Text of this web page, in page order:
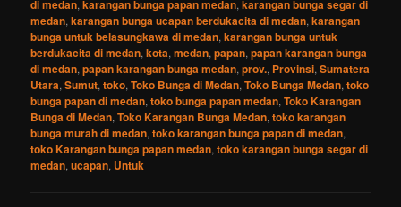
di medan,karangan bunga papan medan,karangan bunga segar di
medan,karangan bunga ucapan berdukacita di medan,karangan
bunga untuk belasungkawa di medan,karangan bunga untuk
berdukacita di medan,kota,medan,papan,papan karangan bunga
di medan,papan karangan bunga medan,prov., Provinsi,Sumatera
Utara,Sumut,toko,Toko Bunga di Medan,Toko Bunga Medan,toko
bunga papan di medan,toko bunga papan medan,Toko Karangan
Bunga di Medan,Toko Karangan Bunga Medan,toko karangan
bunga murah di medan,toko karangan bunga papan di medan,
toko Karangan bunga papan medan,toko karangan bunga segar di
medan,ucapan, Untuk